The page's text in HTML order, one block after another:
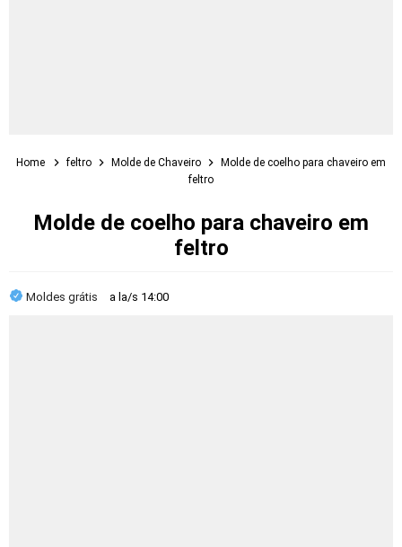
Home feltro Molde de Chaveiro
Molde de coelho para chaveiro em
feltro
Molde de coelho para chaveiro em
feltro
Moldes grátis a la/s 14:00